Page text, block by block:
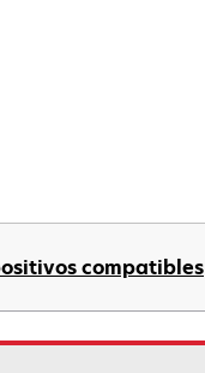
compatibles